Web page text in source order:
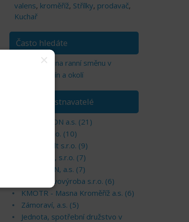
valens, kroměříž, Střílky, prodavač,
Kuchař
Často hledáte
Práce jen na ranní směnu v
regionu Zlín a okolí
TOP zaměstnavatelé
MAGNETON a.s. (21)
LUKO, s.r.o. (10)
KM konsult s.r.o. (9)
PHARMIX, s.r.o. (7)
TOSHULIN, a.s. (7)
JARO - kovovýroba s.r.o. (6)
KMOTR - Masna Kroměříž a.s. (6)
Zámoraví, a.s. (5)
Jednota, spotřební družstvo v
×